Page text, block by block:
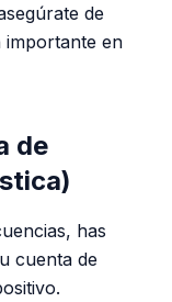
de
importante en
de
has
cuenta de